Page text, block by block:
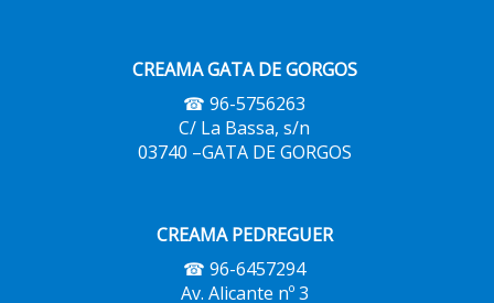
CREAMA GATA DE GORGOS
☎ 96-5756263
C/ La Bassa, s/n
03740 –GATA DE GORGOS
CREAMA PEDREGUER
☎ 96-6457294
Av. Alicante nº 3